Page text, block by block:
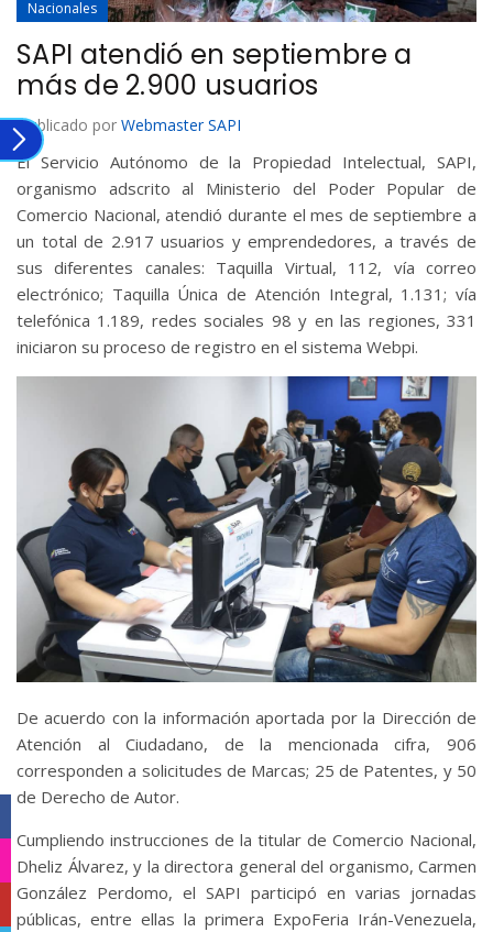
Nacionales
SAPI atendió en septiembre a
más de 2.900 usuarios
Publicado por Webmaster SAPI
El Servicio Autónomo de la Propiedad Intelectual, SAPI,
organismo adscrito al Ministerio del Poder Popular de
Comercio Nacional, atendió durante el mes de septiembre a
un total de 2.917 usuarios y emprendedores, a través de
sus diferentes canales: Taquilla Virtual, 112, vía correo
electrónico; Taquilla Única de Atención Integral, 1.131; vía
telefónica 1.189, redes sociales 98 y en las regiones, 331
iniciaron su proceso de registro en el sistema Webpi.
De acuerdo con la información aportada por la Dirección de
Atención al Ciudadano, de la mencionada cifra, 906
corresponden a solicitudes de Marcas; 25 de Patentes, y 50
de Derecho de Autor.
Cumpliendo instrucciones de la titular de Comercio Nacional,
Dheliz Álvarez, y la directora general del organismo, Carmen
González Perdomo, el SAPI participó en varias jornadas
públicas, entre ellas la primera ExpoFeria Irán-Venezuela,
Instagram
YouTube